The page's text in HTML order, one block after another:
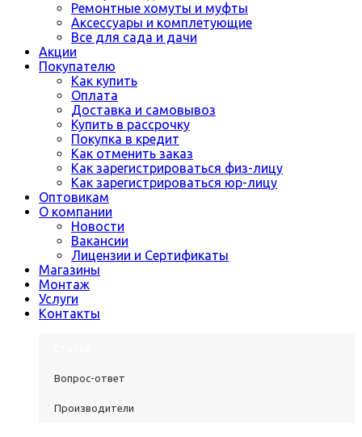
Ремонтные хомуты и муфты
Аксессуары и комплетующие
Все для сада и дачи
Акции
Покупателю
Как купить
Оплата
Доставка и самовывоз
Купить в рассрочку
Покупка в кредит
Как отменить заказ
Как зарегистрироваться физ-лицу
Как зарегистрироваться юр-лицу
Оптовикам
О компании
Новости
Вакансии
Лицензии и Сертификаты
Магазины
Монтаж
Услуги
Контакты
Вопрос-ответ
Производители